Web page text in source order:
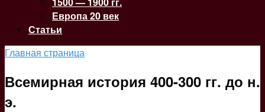
Европа 20 век
Статьи
Главная страница
Всемирная история 400-300 гг. до н.
э.